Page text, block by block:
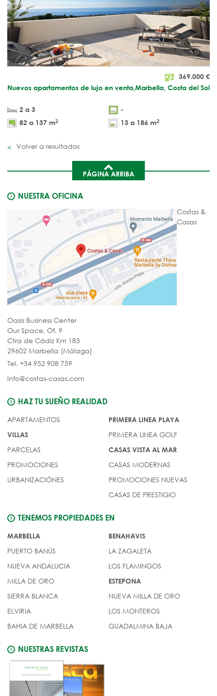
369.000 €
Nuevos apartamentos de lujo en venta,Marbella, Costa del Sol
2 a 3
-
82 a 137 m2 13 a 186 m2
Volver a resultados
PÁGINA ARRIBA
NUESTRA OFICINA
Costas &
Casas
Oasis Business Center
Our Space, Of. 9
Ctra de Cádiz Km 183
29602 Marbella (Málaga)
Tel. +34 952 908 759
info@costas-casas.com
HAZ TU SUEÑO REALIDAD
APARTAMENTOS
VILLAS
PARCELAS
PROMOCIONES
URBANIZACIÓNES
PRIMERA LINEA PLAYA
PRIMERA LINEA GOLF
CASAS VISTA AL MAR
CASAS MODERNAS
PROMOCIONES NUEVAS
CASAS DE PRESTIGIO
TENEMOS PROPIEDADES EN
MARBELLA
PUERTO BANÚS
NUEVA ANDALUCIA
MILLA DE ORO
SIERRA BLANCA
ELVIRIA
BAHIA DE MARBELLA
BENAHAVIS
LA ZAGALETA
LOS FLAMINGOS
ESTEPONA
NUEVA MILLA DE ORO
LOS MONTEROS
GUADALMINA BAJA
NUESTRAS REVISTAS